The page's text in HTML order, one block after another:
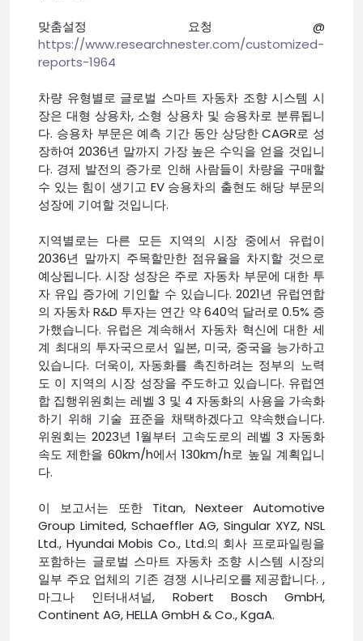
맞춤설정 요청 @
https://www.researchnester.com/customized-
reports-1964
차량 유형별로 글로벌 스마트 자동차 조향 시스템 시
장은 대형 상용차, 소형 상용차 및 승용차로 분류됩니
다. 승용차 부문은 예측 기간 동안 상당한 CAGR로 성
장하여 2036년 말까지 가장 높은 수익을 얻을 것입니
다. 경제 발전의 증가로 인해 사람들이 차량을 구매할
수 있는 힘이 생기고 EV 승용차의 출현도 해당 부문의
성장에 기여할 것입니다.
지역별로는 다른 모든 지역의 시장 중에서 유럽이
2036년 말까지 주목할만한 점유율을 차지할 것으로
예상됩니다. 시장 성장은 주로 자동차 부문에 대한 투
자 유입 증가에 기인할 수 있습니다. 2021년 유럽연합
의 자동차 R&D 투자는 연간 약 640억 달러로 0.5% 증
가했습니다. 유럽은 계속해서 자동차 혁신에 대한 세
계 최대의 투자국으로서 일본, 미국, 중국을 능가하고
있습니다. 더욱이, 자동화를 촉진하려는 정부의 노력
도 이 지역의 시장 성장을 주도하고 있습니다. 유럽연
합 집행위원회는 레벨 3 및 4 자동화의 사용을 가속화
하기 위해 기술 표준을 채택하겠다고 약속했습니다.
위원회는 2023년 1월부터 고속도로의 레벨 3 자동화
속도 제한을 60km/h에서 130km/h로 높일 계획입니
다.
이 보고서는 또한 Titan, Nexteer Automotive
Group Limited, Schaeffler AG, Singular XYZ, NSL
Ltd., Hyundai Mobis Co., Ltd.의 회사 프로파일링을
포함하는 글로벌 스마트 자동차 조향 시스템 시장의
일부 주요 업체의 기존 경쟁 시나리오를 제공합니다. ,
마그나 인터내셔널, Robert Bosch GmbH,
Continent AG, HELLA GmbH & Co., KgaA.